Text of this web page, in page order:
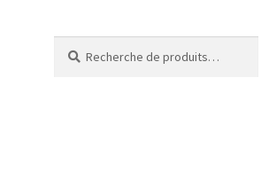
pour :